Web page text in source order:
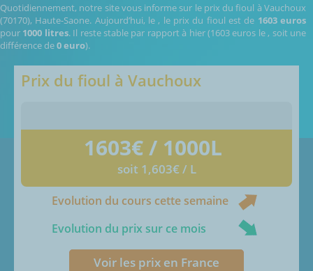
Quotidiennement, notre site vous informe sur le prix du fioul à Vauchoux
(70170), Haute-Saone. Aujourd’hui, le , le prix du fioul est de 1603 euros
pour 1000 litres. Il reste stable par rapport à hier (1603 euros le, soit une
différence de0 euro).
Prix du fioul à Vauchoux
1603€ / 1000L
soit 1,603€ / L
Evolution du cours cette semaine
Evolution du prix sur ce mois
Voir les prix en France